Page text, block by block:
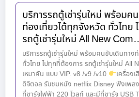
บริการรถตู้เช่ารุ่นใหม่ พร้อมค
ท่องเที่ยวได้ทุกจังหวัด ทั่วไทย
รถตู้เช่ารุ่นใหม่ All New
บริการรถตู้เช่ารุ่นใหม่ พร้อมคนขับเดินทาง
ทั่วไทย ไปทุกที่่ต้องการ รถตู้เช่ารุ่นใหม่ All
เหมาคัน แบบ VIP. v8 /v9 /v10
เครื่อง
ดิจิตอล รับชมหนัง netflix Disney ฟังเพล
ที่ชาร์จไฟฟ้า 220 โวลท์ และมีที่ชาร์จ USB